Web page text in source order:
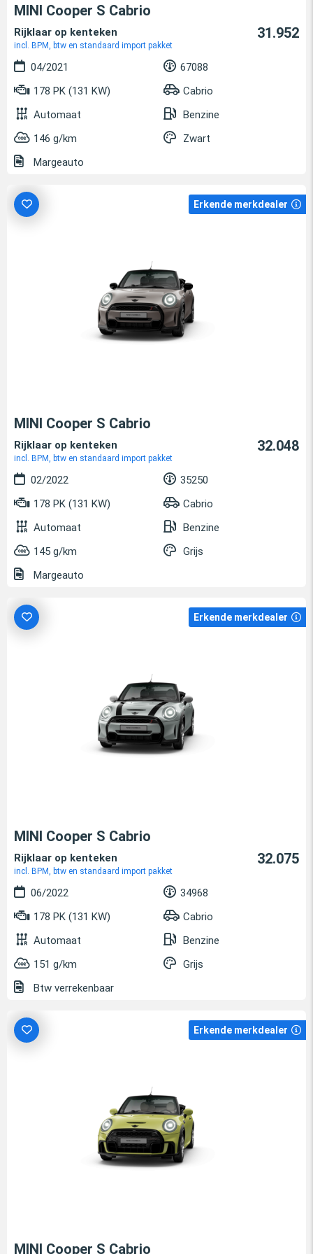
MINI Cooper S Cabrio
Rijklaar op kenteken
incl. BPM, btw en standaard import pakket
31.952
04/2021
67088
178 PK (131 KW)
Cabrio
Automaat
Benzine
146 g/km
Zwart
Margeauto
Erkende merkdealer
MINI Cooper S Cabrio
Rijklaar op kenteken
incl. BPM, btw en standaard import pakket
32.048
02/2022
35250
178 PK (131 KW)
Cabrio
Automaat
Benzine
145 g/km
Grijs
Margeauto
Erkende merkdealer
MINI Cooper S Cabrio
Rijklaar op kenteken
incl. BPM, btw en standaard import pakket
32.075
06/2022
34968
178 PK (131 KW)
Cabrio
Automaat
Benzine
151 g/km
Grijs
Btw verrekenbaar
Erkende merkdealer
MINI Cooper S Cabrio